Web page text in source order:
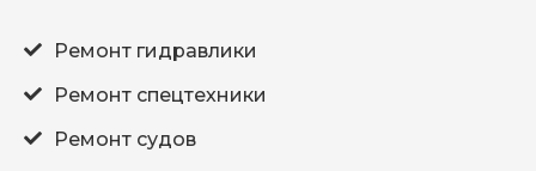
Ремонт гидравлики
Ремонт спецтехники
Ремонт судов